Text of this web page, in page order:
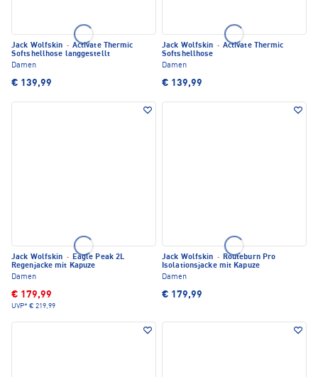
Jack Wolfskin · Activate Thermic
Softshellhose langgestellt
Damen
€ 139,99
Jack Wolfskin · Activate Thermic
Softshellhose
Damen
€ 139,99
Jack Wolfskin · Eagle Peak 2L
Regenjacke mit Kapuze
Damen
€ 179,99
UVP* € 219,99
Jack Wolfskin · Routeburn Pro
Isolationsjacke mit Kapuze
Damen
€ 179,99